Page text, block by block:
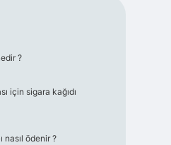
?
için sigara kağıdı
nasıl ödenir ?